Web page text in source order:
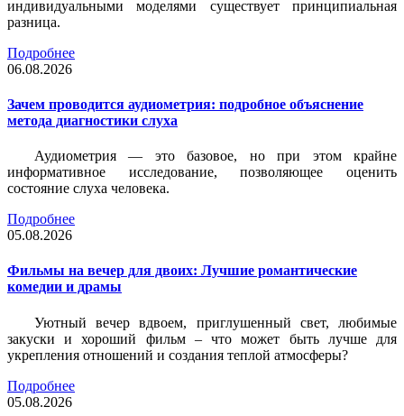
индивидуальными моделями существует принципиальная
разница.
Подробнее
06.08.2026
Зачем проводится аудиометрия: подробное объяснение
метода диагностики слуха
Аудиометрия — это базовое, но при этом крайне
информативное исследование, позволяющее оценить
состояние слуха человека.
Подробнее
05.08.2026
Фильмы на вечер для двоих: Лучшие романтические
комедии и драмы
Уютный вечер вдвоем, приглушенный свет, любимые
закуски и хороший фильм – что может быть лучше для
укрепления отношений и создания теплой атмосферы?
Подробнее
05.08.2026